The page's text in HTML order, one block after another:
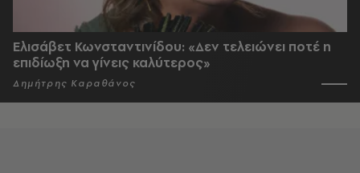
Ελισάβετ Κωνσταντινίδου: «Δεν τελειώνει ποτέ η
επιδίωξη να γίνεις καλύτερος»
Δημήτρης Καραθάνος